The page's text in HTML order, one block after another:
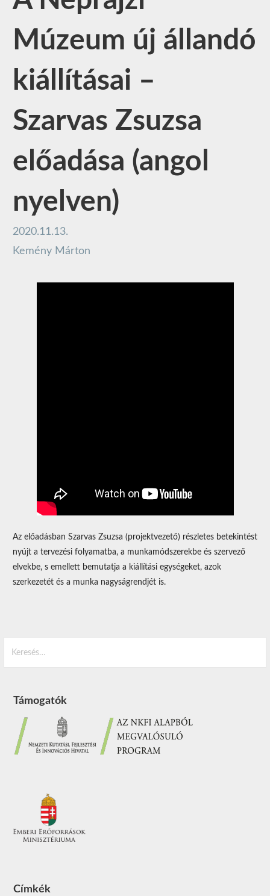
Múzeum új állandó
kiállításai –
Szarvas Zsuzsa
előadása (angol
nyelven)
2020.11.13.
Kemény Márton
Az előadásban Szarvas Zsuzsa (projektvezető) részletes betekintést
nyújt a tervezési folyamatba, a munkamódszerekbe és szervező
elvekbe, s emellett bemutatja a kiállítási egységeket, azok
szerkezetét és a munka nagyságrendjét is.
Támogatók
Címkék